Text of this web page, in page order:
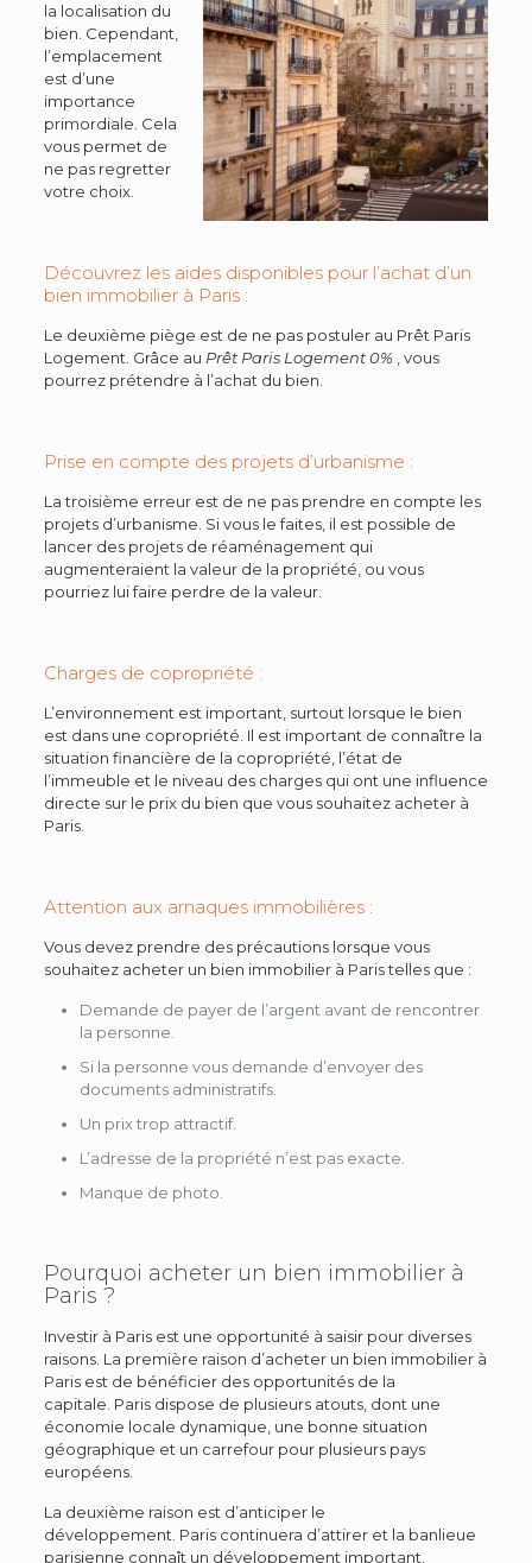
la localisation du
bien. Cependant,
l’emplacement
est d’une
importance
primordiale. Cela
vous permet de
ne pas regretter
votre choix.
Découvrez les aides disponibles pour l’achat d’un
bien immobilier à Paris :
Le deuxième piège est de ne pas postuler au Prêt Paris
Logement. Grâce au Prêt Paris Logement 0% , vous
pourrez prétendre à l’achat du bien.
Prise en compte des projets d’urbanisme :
La troisième erreur est de ne pas prendre en compte les
projets d’urbanisme. Si vous le faites, il est possible de
lancer des projets de réaménagement qui
augmenteraient la valeur de la propriété, ou vous
pourriez lui faire perdre de la valeur.
Charges de copropriété :
L’environnement est important, surtout lorsque le bien
est dans une copropriété. Il est important de connaître la
situation financière de la copropriété, l’état de
l’immeuble et le niveau des charges qui ont une influence
directe sur le prix du bien que vous souhaitez acheter à
Paris.
Attention aux arnaques immobilières :
Vous devez prendre des précautions lorsque vous
souhaitez acheter un bien immobilier à Paris telles que :
Demande de payer de l’argent avant de rencontrer
la personne.
Si la personne vous demande d’envoyer des
documents administratifs.
Un prix trop attractif.
L’adresse de la propriété n’est pas exacte.
Manque de photo.
Pourquoi acheter un bien immobilier à
Paris ?
Investir à Paris est une opportunité à saisir pour diverses
raisons. La première raison d’acheter un bien immobilier à
Paris est de bénéficier des opportunités de la
capitale. Paris dispose de plusieurs atouts, dont une
économie locale dynamique, une bonne situation
géographique et un carrefour pour plusieurs pays
européens.
La deuxième raison est d’anticiper le
développement. Paris continuera d’attirer et la banlieue
parisienne connaît un développement important,